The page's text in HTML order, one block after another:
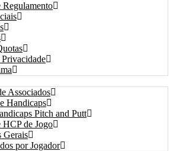
Regulamento
Associados
Handicaps
Pitch and Putt
HCP de Jogo
Gerais
por Jogador